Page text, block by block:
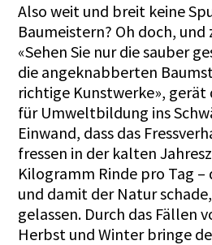
Also weit und breit keine
Baumeistern? Oh doch, und
«Sehen Sie nur die sauber
die angeknabberten
richtige Kunstwerke»,
für Umweltbildung ins
Einwand, dass das
fressen in der kalten
Kilogramm Rinde pro Tag –
und damit der Natur
gelassen. Durch das Fällen
Herbst und Winter bringe